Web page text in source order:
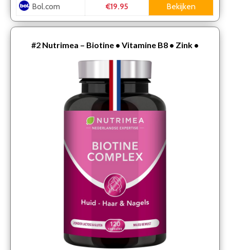
Bol.com €19.95 Bekijken
#2 Nutrimea – Biotine • Vitamine B8 • Zink •
Vitaminen • 100% vegan – 120 vegacaps